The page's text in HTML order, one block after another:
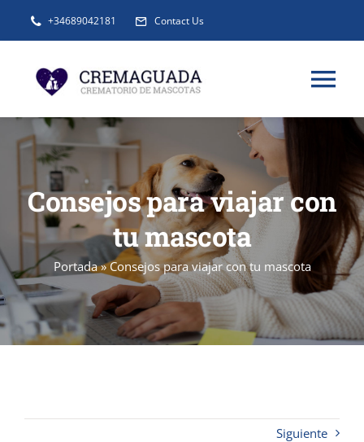
+34689042181 Contact Us
INFORMACIÓN
SERVICIOS
URNAS Y RECUERDOS
BLOG
Consejos para viajar con
tu mascota
Portada»Consejos para viajar con tu mascota
Siguiente